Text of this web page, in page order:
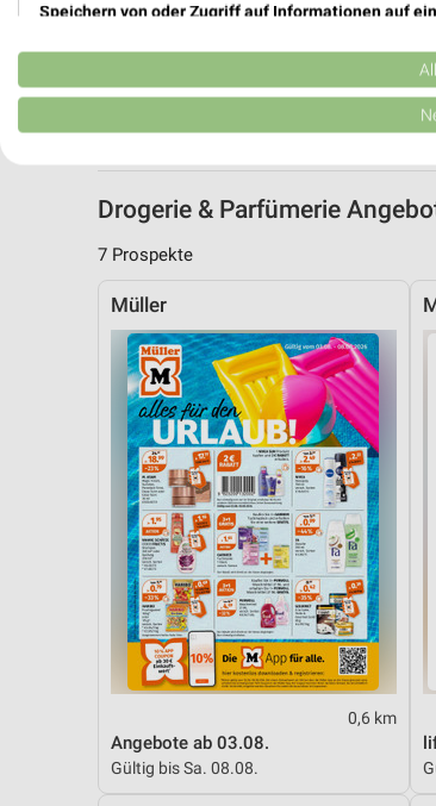
Drogerie & Parfümerie
7 Prospekte
Müller
0,6 km
Angebote ab 03.08.
Gültig bis Sa. 08.08.
Speichern von oder Zugriff auf Informationen auf
Verwendung reduzierter Daten zur Auswahl von
Erstellung von Profilen für personalisierte Werbung
Erstellung von Profilen zur Personalisierung von
Verwendung von Profilen zur Auswahl
Messung der Werbeleistung
Messung der Performance von Inhalten
Analyse von Zielgruppen durch Statistiken oder
Entwicklung und Verbesserung der Angebote
Verwendung reduzierter Daten zur Auswahl von
IAB-Besonderheiten:
Verwendung genauer Standortdaten
Geräte anhand von aktiv angeforderten
Nicht-IAB-Verarbeitungszwecke:
Performance